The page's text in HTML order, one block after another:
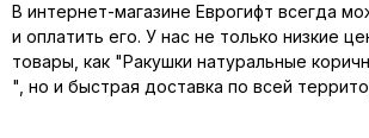
В интернет-магазине Еврогифт всегда
и оплатить его. У нас не только низкие
товары, как "Ракушки натуральные
", но и быстрая доставка по всей